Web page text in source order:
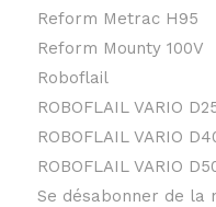
Reform Metrac H95
Reform Mounty 100V
Roboflail
ROBOFLAIL VARIO
ROBOFLAIL VARIO
ROBOFLAIL VARIO
Se désabonner de la